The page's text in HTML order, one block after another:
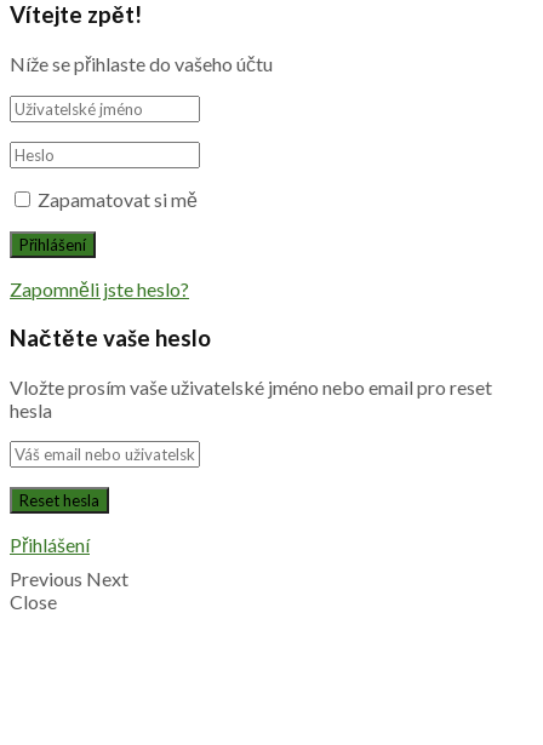
Vítejte zpět!
Níže se přihlaste do vašeho účtu
Zapamatovat si mě
Zapomněli jste heslo?
Načtěte vaše heslo
Vložte prosím vaše uživatelské jméno nebo email pro reset
hesla
Přihlášení
Previous Next
Close